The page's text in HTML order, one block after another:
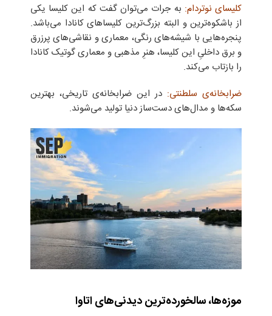
کلیسای نوتردام: به جرات می‌توان گفت که این کلیسا یکی
از باشکوه‌ترین و البته بزرگ‌ترین کلیساهای کانادا می‌باشد.
پنجره‌هایی با شیشه‌های رنگی، ‌‌معماری و نقاشی‌های پرزرق
و برق داخلیِ این کلیسا، هنرِ مذهبی و معماری گوتیک کانادا
را بازتاب می‌کند.
ضرابخانه‌ی سلطنتی: در این ضرابخانه‌ی تاریخی، بهترین
سکه‌ها و مدال‌های دست‌ساز دنیا تولید می‌شوند.
موزه‌ها، سالخورده‌تریندیدنی‌های اتاوا